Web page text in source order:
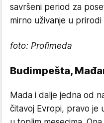
savršeni period za
mirno uživanje u prirodi
foto: Profimeda
Budimpešta,
Mada i dalje jedna od
čitavoj Evropi, pravo je